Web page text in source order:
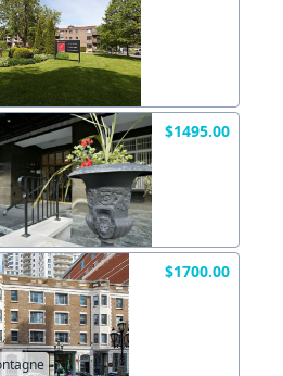
$1495.00
$1700.00